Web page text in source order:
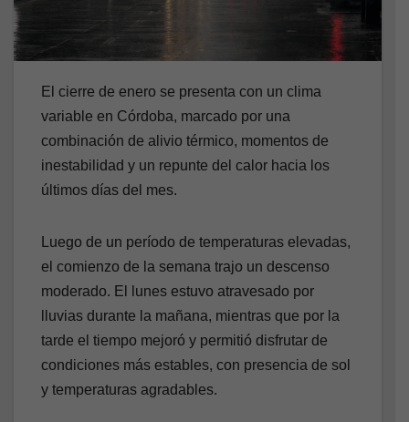
El cierre de enero se presenta con un clima
variable en Córdoba, marcado por una
combinación de alivio térmico, momentos de
inestabilidad y un repunte del calor hacia los
últimos días del mes.
Luego de un período de temperaturas elevadas,
el comienzo de la semana trajo un descenso
moderado. El lunes estuvo atravesado por
lluvias durante la mañana, mientras que por la
tarde el tiempo mejoró y permitió disfrutar de
condiciones más estables, con presencia de sol
y temperaturas agradables.